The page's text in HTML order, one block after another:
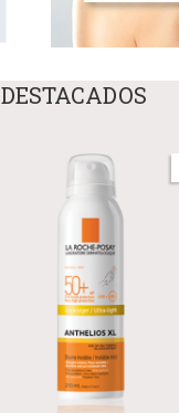
DESTACADOS